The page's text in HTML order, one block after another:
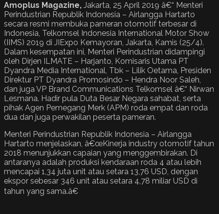
Amoplus Magazine, Jakarta, 25 April 2019 â€“ Menteri
Perindustrian Republik Indonesia – Airlangga Hartarto
secara resmi membuka pameran otomotif terbesar di
Indonesia, Telkomsel Indonesia International Motor Show
(IIMS) 2019 di JIExpo Kemayoran, Jakarta, Kamis (25/4).
Dalam kesempatan ini, Menteri Perindustrian didampingi
oleh Dirjen ILMATE – Harjanto, Komisaris Utama PT
Dyandra Media International, Tbk – Lilik Oetama, Presiden
Direktur PT Dyandra Promosindo – Hendra Noor Saleh,
dan juga VP Brand Communications Telkomsel â€“ Nirwan
Lesmana. Hadir pula Duta Besar Negara sahabat, serta
pihak Agen Pemegang Merk (APM) roda empat dan roda
dua dan juga perwakilan peserta pameran.
Menteri Perindustrian Republik Indonesia – Airlangga
Hartarto menjelaskan, â€œKinerja industry otomotif tahun
2018 menunjukkan capaian yang menggembirakan. Di
antaranya adalah produksi kendaraan roda 4 atau lebih
mencapai 1,34 juta unit atau setara 13,76 USD, dengan
ekspor sebesar 346 unit atau setara 4,78 miliar USD di
tahun yang sama.â€